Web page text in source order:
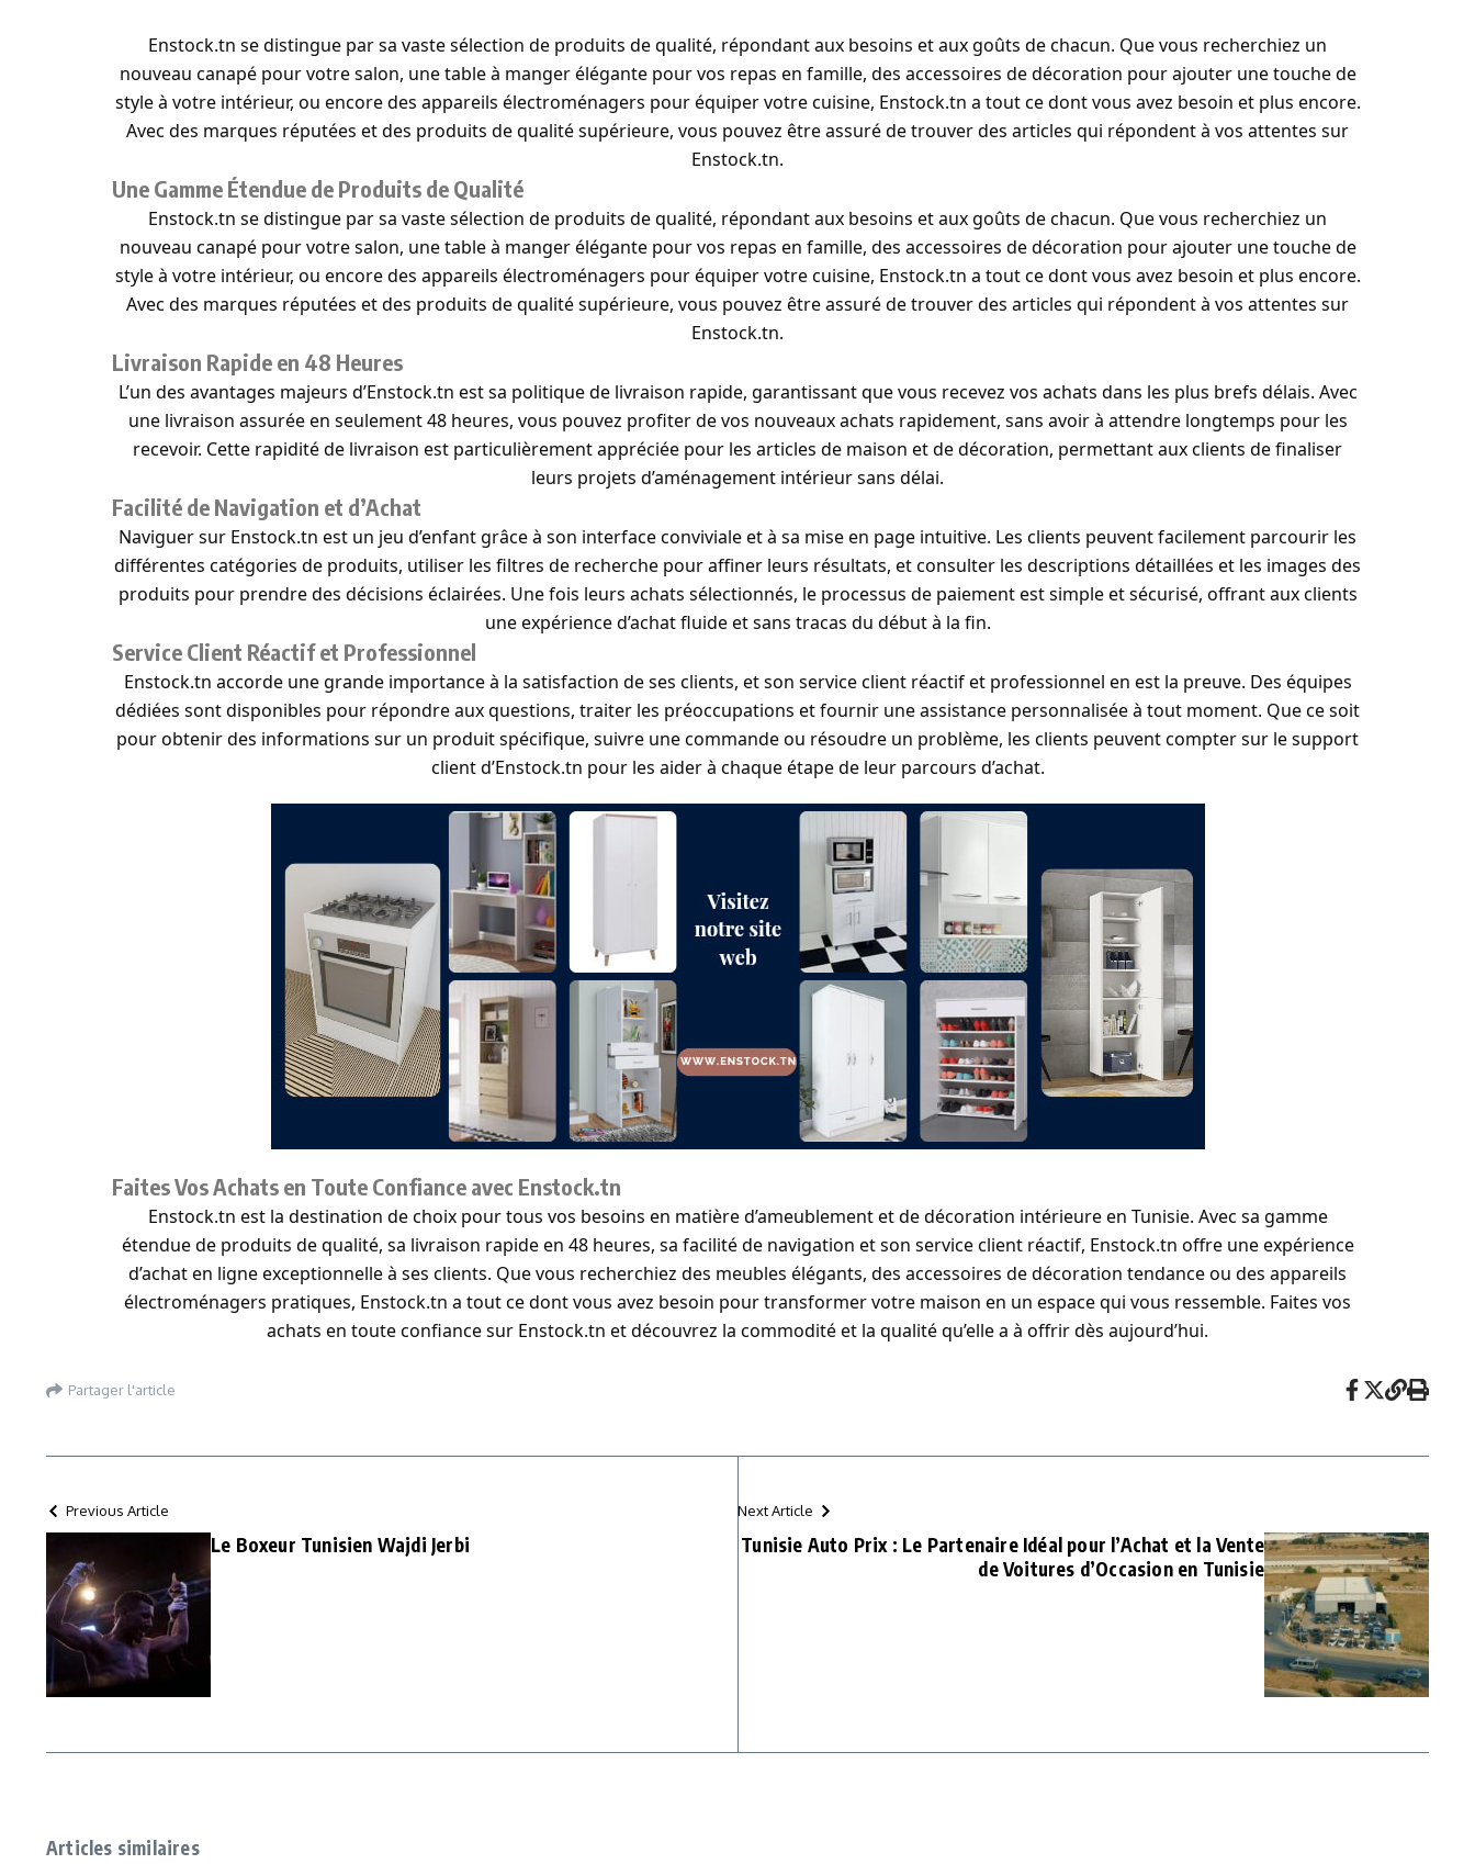
Enstock.tn se distingue par sa vaste sélection de produits de qualité, répondant aux besoins et aux goûts de chacun. Que vous recherchiez un
nouveau canapé pour votre salon, une table à manger élégante pour vos repas en famille, des accessoires de décoration pour ajouter une touche de
style à votre intérieur, ou encore des appareils électroménagers pour équiper votre cuisine, Enstock.tn a tout ce dont vous avez besoin et plus encore.
Avec des marques réputées et des produits de qualité supérieure, vous pouvez être assuré de trouver des articles qui répondent à vos attentes sur
Enstock.tn.
Une Gamme Étendue de Produits de Qualité
Enstock.tn se distingue par sa vaste sélection de produits de qualité, répondant aux besoins et aux goûts de chacun. Que vous recherchiez un
nouveau canapé pour votre salon, une table à manger élégante pour vos repas en famille, des accessoires de décoration pour ajouter une touche de
style à votre intérieur, ou encore des appareils électroménagers pour équiper votre cuisine, Enstock.tn a tout ce dont vous avez besoin et plus encore.
Avec des marques réputées et des produits de qualité supérieure, vous pouvez être assuré de trouver des articles qui répondent à vos attentes sur
Enstock.tn.
Livraison Rapide en 48 Heures
L’un des avantages majeurs d’Enstock.tn est sa politique de livraison rapide, garantissant que vous recevez vos achats dans les plus brefs délais. Avec
une livraison assurée en seulement 48 heures, vous pouvez profiter de vos nouveaux achats rapidement, sans avoir à attendre longtemps pour les
recevoir. Cette rapidité de livraison est particulièrement appréciée pour les articles de maison et de décoration, permettant aux clients de finaliser
leurs projets d’aménagement intérieur sans délai.
Facilité de Navigation et d’Achat
Naviguer sur Enstock.tn est un jeu d’enfant grâce à son interface conviviale et à sa mise en page intuitive. Les clients peuvent facilement parcourir les
différentes catégories de produits, utiliser les filtres de recherche pour affiner leurs résultats, et consulter les descriptions détaillées et les images des
produits pour prendre des décisions éclairées. Une fois leurs achats sélectionnés, le processus de paiement est simple et sécurisé, offrant aux clients
une expérience d’achat fluide et sans tracas du début à la fin.
Service Client Réactif et Professionnel
Enstock.tn accorde une grande importance à la satisfaction de ses clients, et son service client réactif et professionnel en est la preuve. Des équipes
dédiées sont disponibles pour répondre aux questions, traiter les préoccupations et fournir une assistance personnalisée à tout moment. Que ce soit
pour obtenir des informations sur un produit spécifique, suivre une commande ou résoudre un problème, les clients peuvent compter sur le support
client d’Enstock.tn pour les aider à chaque étape de leur parcours d’achat.
Faites Vos Achats en Toute Confiance avec Enstock.tn
Enstock.tn est la destination de choix pour tous vos besoins en matière d’ameublement et de décoration intérieure en Tunisie. Avec sa gamme
étendue de produits de qualité, sa livraison rapide en 48 heures, sa facilité de navigation et son service client réactif, Enstock.tn offre une expérience
d’achat en ligne exceptionnelle à ses clients. Que vous recherchiez des meubles élégants, des accessoires de décoration tendance ou des appareils
électroménagers pratiques, Enstock.tn a tout ce dont vous avez besoin pour transformer votre maison en un espace qui vous ressemble. Faites vos
achats en toute confiance sur Enstock.tn et découvrez la commodité et la qualité qu’elle a à offrir dès aujourd’hui.
Partager l'article
Previous Article
Le Boxeur Tunisien Wajdi Jerbi
Next Article
Tunisie Auto Prix : Le Partenaire Idéal pour l’Achat et la Vente
de Voitures d’Occasion en Tunisie
Articles similaires